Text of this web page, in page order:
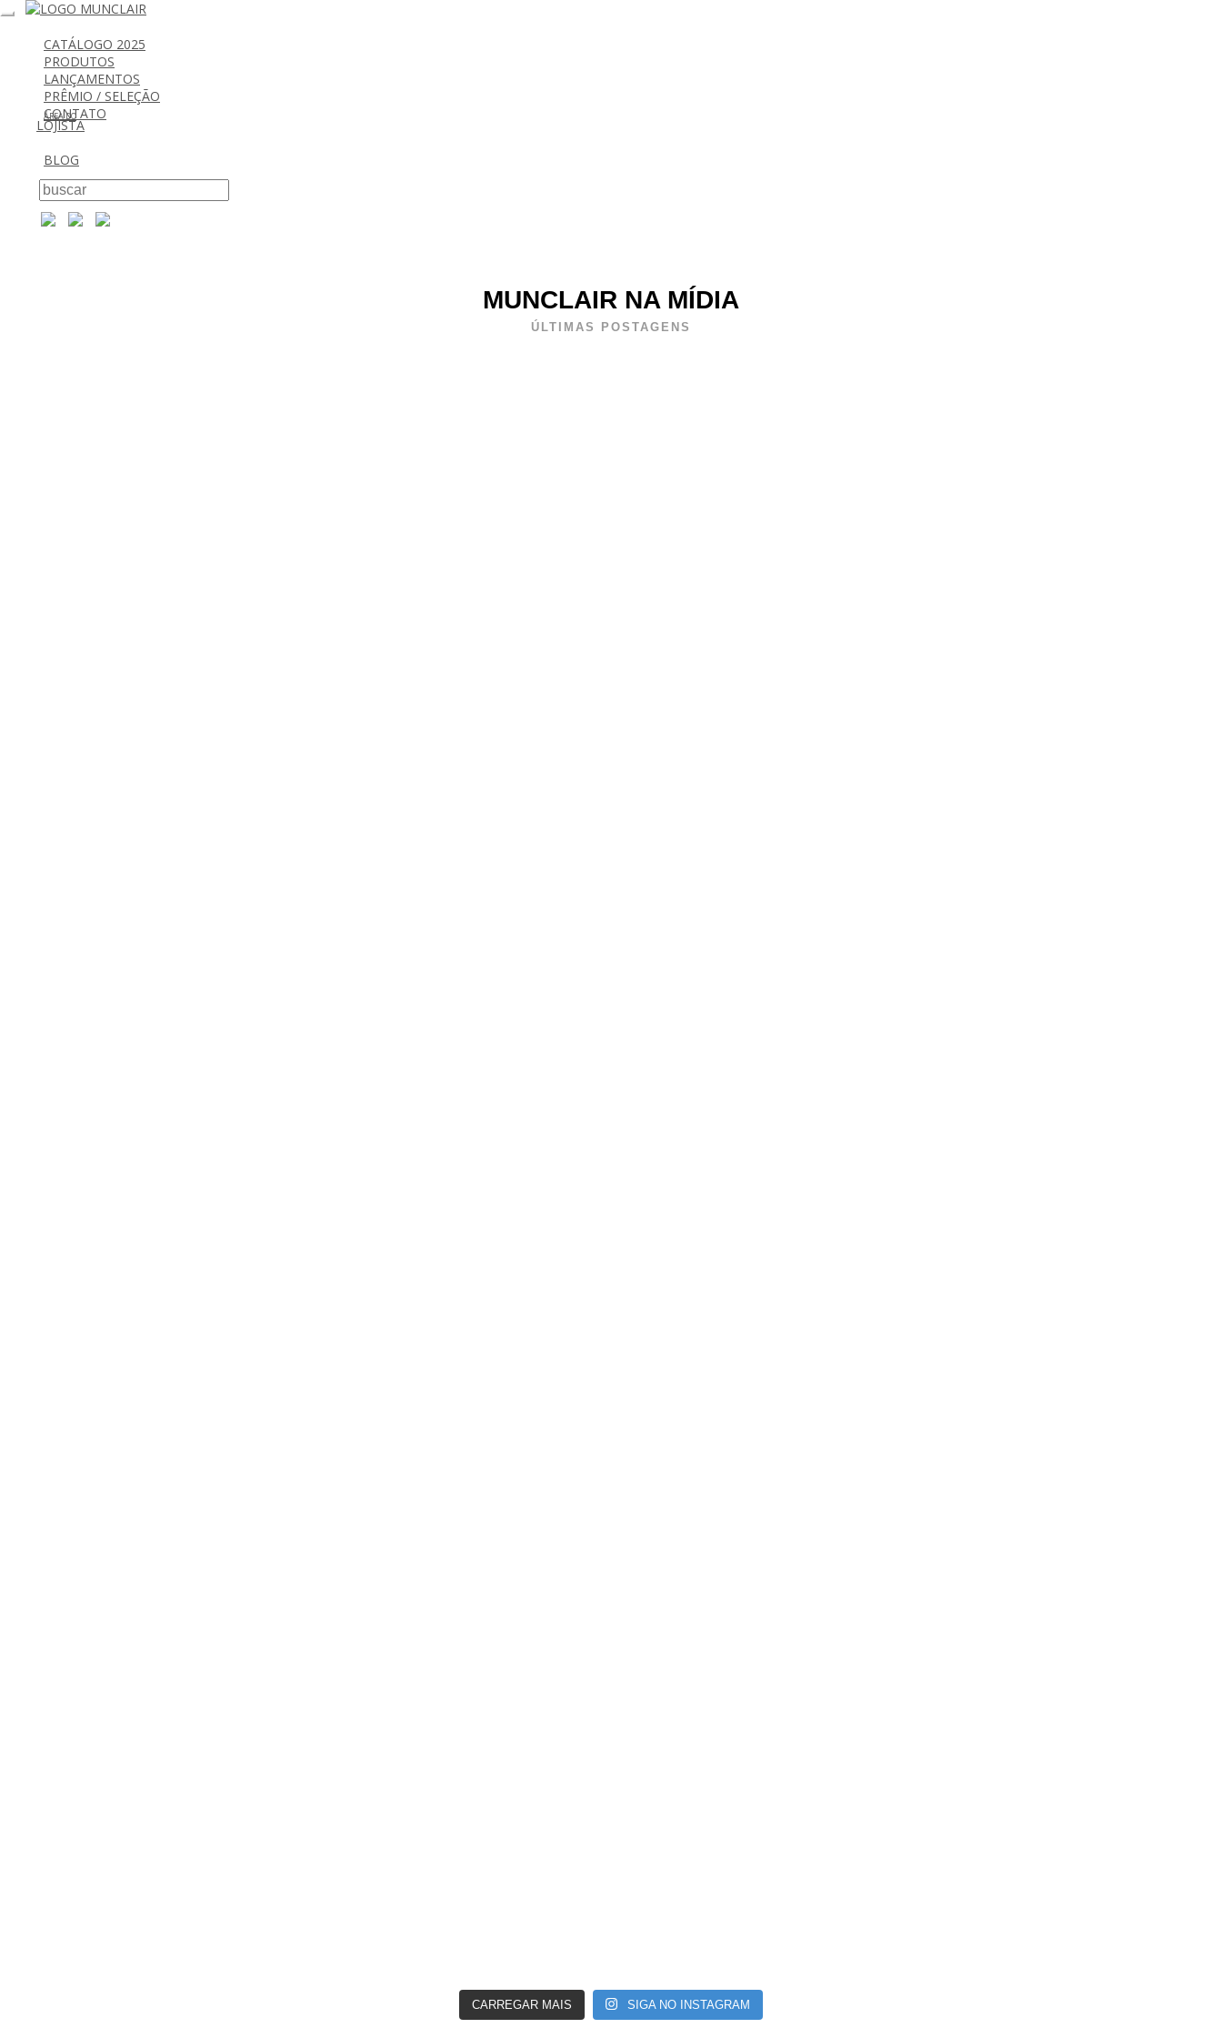
Toggle
navigationCATÁLOGO 2025
PRODUTOS
LANÇAMENTOS
PRÊMIO / SELEÇÃO
CONTATO
ÁREA DO
LOJISTA
BLOG
MUNCLAIR NA MÍDIA
ÚLTIMAS POSTAGENS
CARREGAR MAIS SIGA NO INSTAGRAM